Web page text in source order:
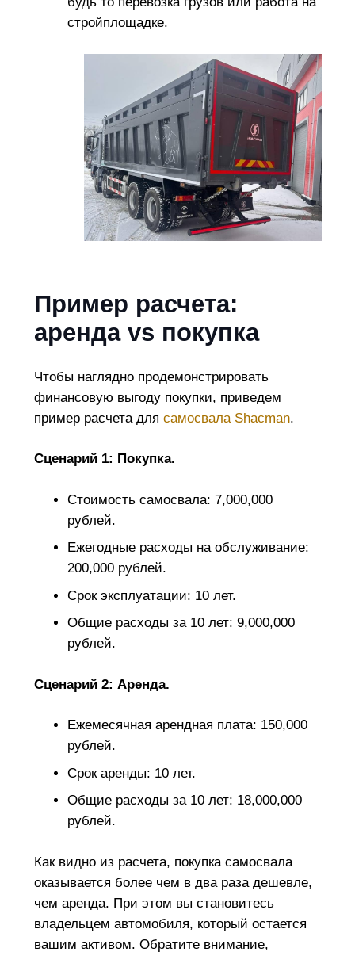
стройплощадке.
Пример расчета:
аренда vs покупка
Чтобы наглядно продемонстрировать
финансовую выгоду покупки, приведем
пример расчета для самосвала Shacman.
Сценарий 1: Покупка.
Стоимость самосвала: 7,000,000
рублей.
Ежегодные расходы на обслуживание:
200,000 рублей.
Срок эксплуатации: 10 лет.
Общие расходы за 10 лет: 9,000,000
рублей.
Сценарий 2: Аренда.
Ежемесячная арендная плата: 150,000
рублей.
Срок аренды: 10 лет.
Общие расходы за 10 лет: 18,000,000
рублей.
Как видно из расчета, покупка самосвала
оказывается более чем в два раза дешевле,
чем аренда. При этом вы становитесь
владельцем автомобиля, который остается
вашим активом. Обратите внимание,